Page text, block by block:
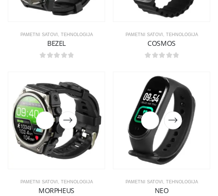
PAMETNI SATOVI TEHNOLOGIJA
BEZEL
PAMETNI SATOVI TEHNOLOGIJA
COSMOS
PAMETNI SATOVI , TEHNOLOGIJA
MORPHEUS
PAMETNI SATOVI , TEHNOLOGIJA
NEO